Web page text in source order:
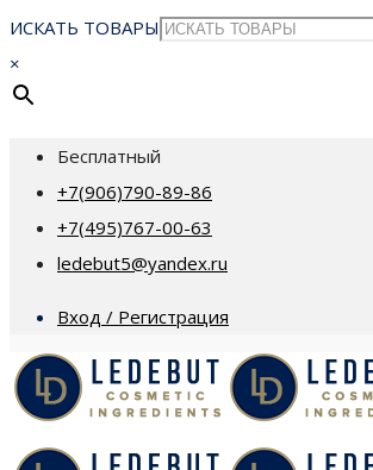
ИСКАТЬ ТОВАРЫ
×
Бесплатный
+7(906)790-89-86
+7(495)767-00-63
ledebut5@yandex.ru
Вход / Регистрация